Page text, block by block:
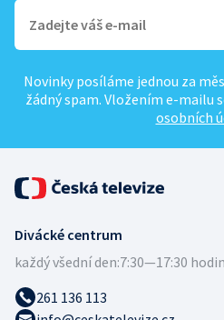
Novinky posíláme jednou za
žádný spam. Vložením e-mailu
osobních